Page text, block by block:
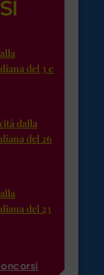
del 3 e
dalla
del 26
del 23